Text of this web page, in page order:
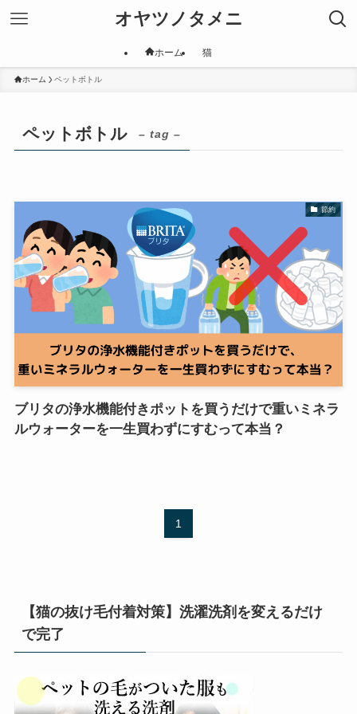
オヤツノタメニ
ホーム 猫
ホーム ペットボトル
ペットボトル – tag –
節約
ブリタの浄水機能付きポットを買うだけで重いミネラ
ルウォーターを一生買わずにすむって本当？
1
【猫の抜け毛付着対策】洗濯洗剤を変えるだけ
で完了